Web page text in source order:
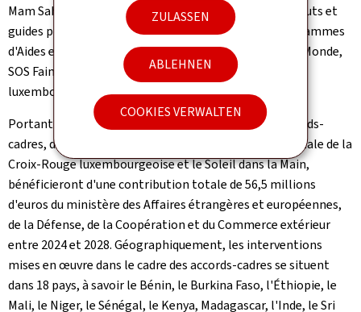
ZULASSEN
ABLEHNEN
COOKIES VERWALTEN
Mam Sahel, Friendship Luxembourg, l'ONGD-FNEL scouts et
guides pour le développement communautaire, Programmes
d'Aides et de Développement destinés aux Enfants du Monde,
SOS Faim, l'Aide internationale de la Croix-Rouge
luxembourgeoise et le Soleil dans la Main.
Portant sur une durée de trois à cinq ans, les huit accords-
cadres, dont un en consortium entre l'Aide internationale de la
Croix-Rouge luxembourgeoise et le Soleil dans la Main,
bénéficieront d'une contribution totale de 56,5 millions
d'euros du ministère des Affaires étrangères et européennes,
de la Défense, de la Coopération et du Commerce extérieur
entre 2024 et 2028. Géographiquement, les interventions
mises en œuvre dans le cadre des accords-cadres se situent
dans 18 pays, à savoir le Bénin, le Burkina Faso, l'Éthiopie, le
Mali, le Niger, le Sénégal, le Kenya, Madagascar, l'Inde, le Sri